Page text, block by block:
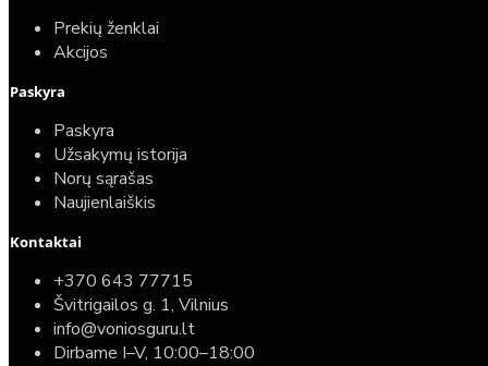
Prekių ženklai
Akcijos
Paskyra
Paskyra
Užsakymų istorija
Norų sąrašas
Naujienlaiškis
Kontaktai
+370 643 77715
Švitrigailos g. 1, Vilnius
info@voniosguru.lt
Dirbame I–V, 10:00–18:00